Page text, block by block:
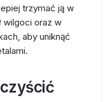
trzymać ją w
wilgoci oraz w
aby uniknąć